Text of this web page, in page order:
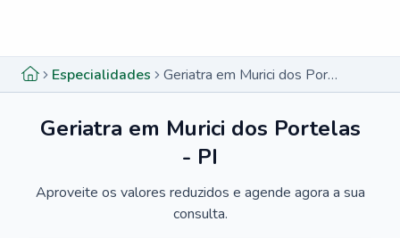
Especialidades Geriatra em Murici dos Portelas - PI
Geriatra em Murici dos Portelas
- PI
Aproveite os valores reduzidos e agende agora a sua
consulta.